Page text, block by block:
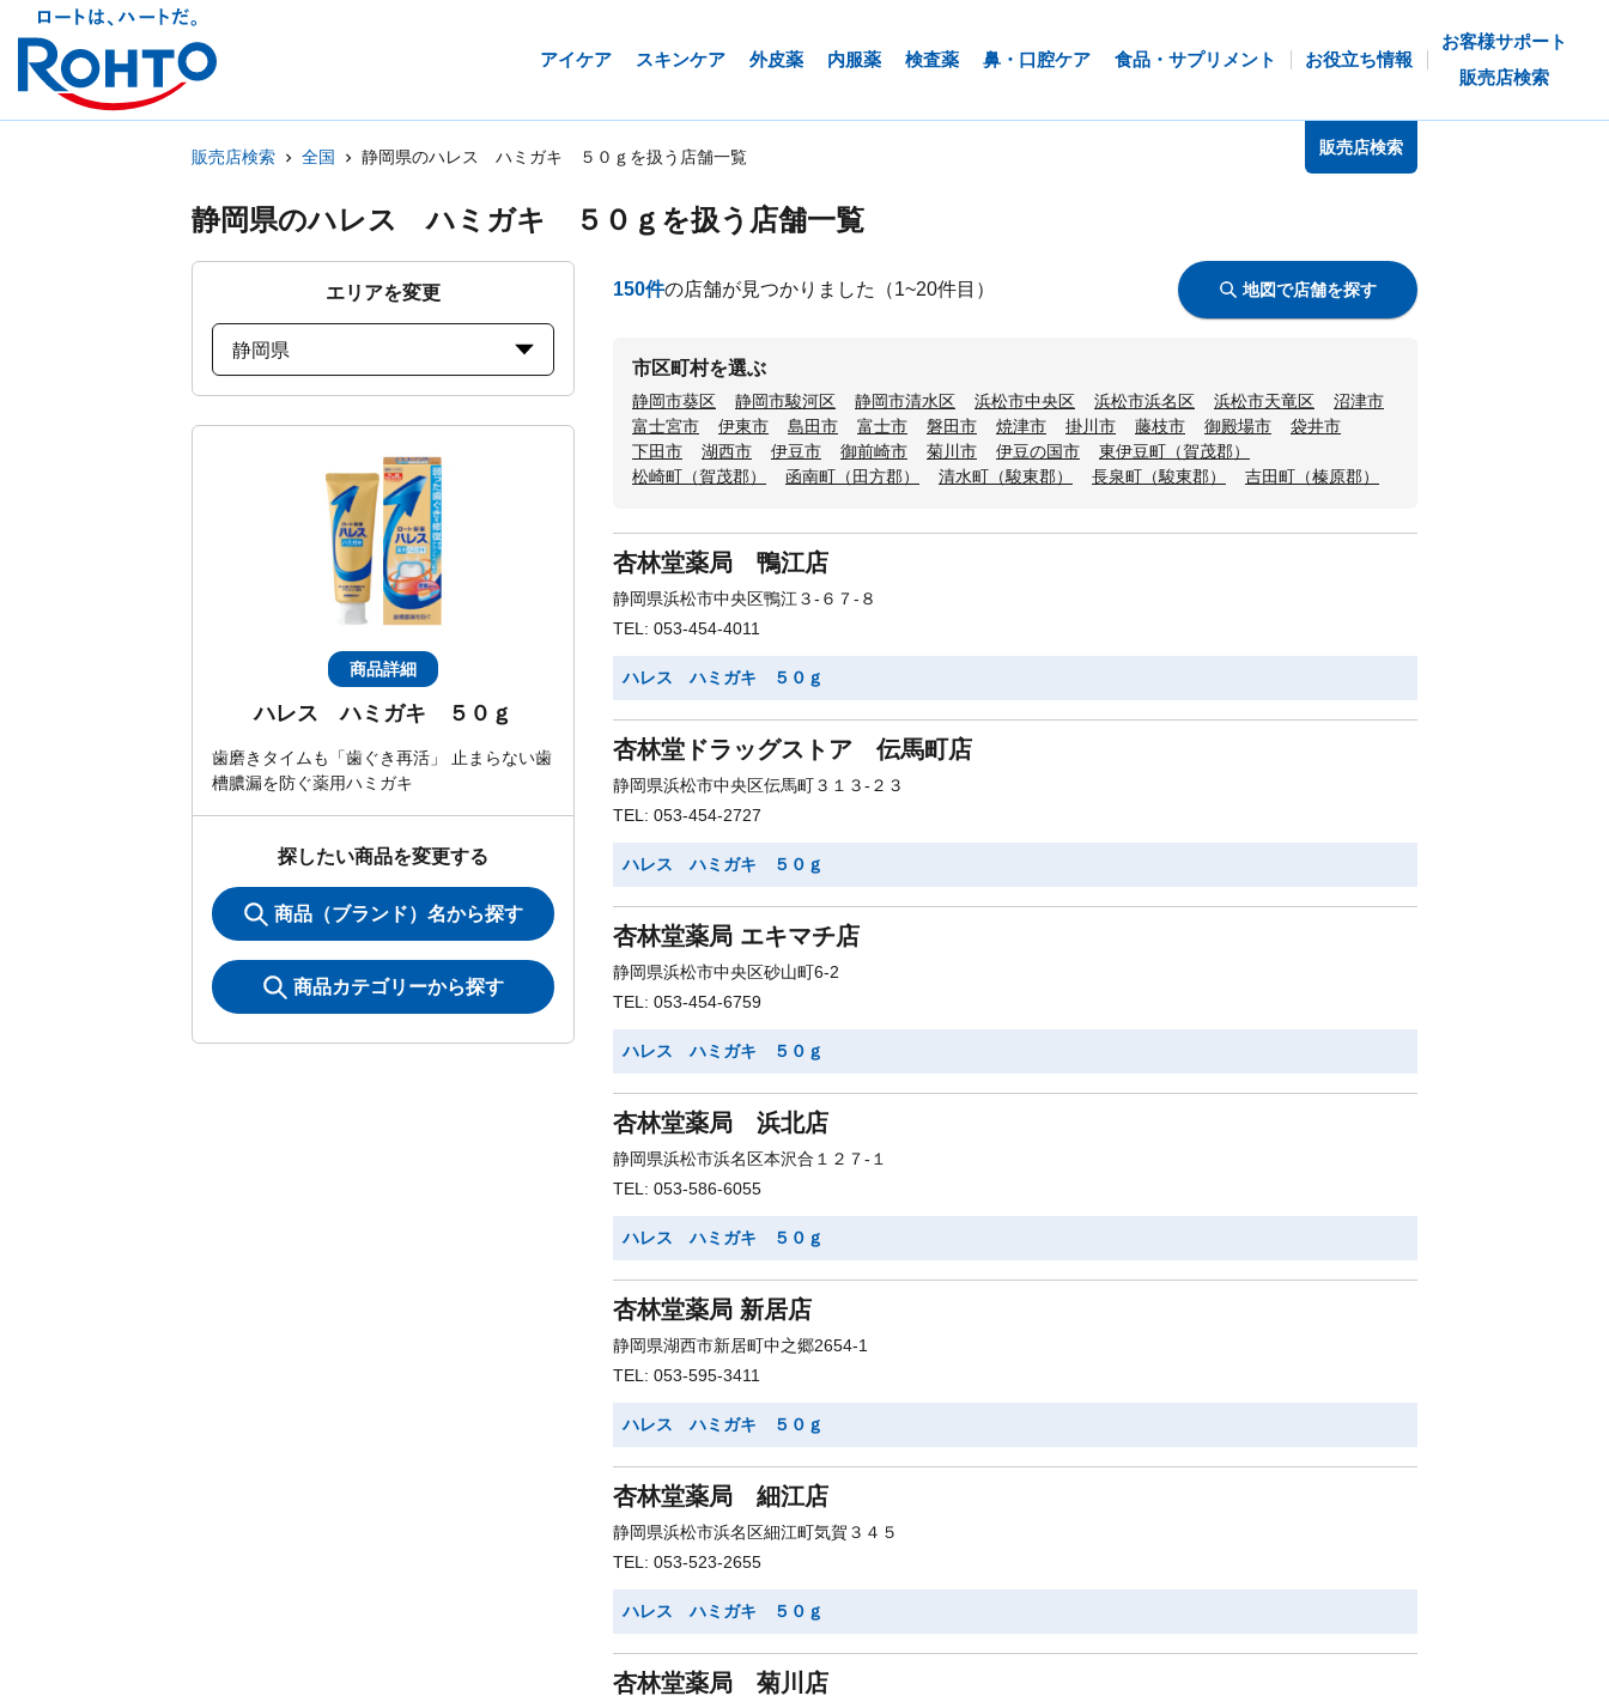
アイケア スキンケア 外皮薬 内服薬 検査薬 鼻・口腔ケア 食品・サプリメント お役立ち情報
お客様サポート
販売店検索
販売店検索 全国 静岡県のハレス ハミガキ ５０ｇを扱う店舗一覧 販売店検索
静岡県のハレス ハミガキ ５０ｇを扱う店舗一覧
エリアを変更
静岡県
商品詳細
ハレス ハミガキ ５０ｇ
歯磨きタイムも「歯ぐき再活」 止まらない歯
槽膿漏を防ぐ薬用ハミガキ
探したい商品を変更する
商品（ブランド）名から探す
商品カテゴリーから探す
150件の店舗が見つかりました （1~20件目） 地図で店舗を探す
市区町村を選ぶ
静岡市葵区 静岡市駿河区 静岡市清水区 浜松市中央区 浜松市浜名区 浜松市天竜区
沼津市
富士宮市
伊東市 島田市 富士市 磐田市 焼津市 掛川市 藤枝市 御殿場市
袋井市
下田市
湖西市 伊豆市 御前崎市 菊川市 伊豆の国市
東伊豆町（賀茂郡）
松崎町（賀茂郡）
函南町（田方郡） 清水町（駿東郡） 長泉町（駿東郡） 吉田町（榛原郡）
杏林堂薬局 鴨江店
静岡県浜松市中央区鴨江３-６７-８
TEL: 053-454-4011
ハレス ハミガキ ５０ｇ
杏林堂ドラッグストア 伝馬町店
静岡県浜松市中央区伝馬町３１３-２３
TEL: 053-454-2727
ハレス ハミガキ ５０ｇ
杏林堂薬局 エキマチ店
静岡県浜松市中央区砂山町6-2
TEL: 053-454-6759
ハレス ハミガキ ５０ｇ
杏林堂薬局 浜北店
静岡県浜松市浜名区本沢合１２７-１
TEL: 053-586-6055
ハレス ハミガキ ５０ｇ
杏林堂薬局 新居店
静岡県湖西市新居町中之郷2654-1
TEL: 053-595-3411
ハレス ハミガキ ５０ｇ
杏林堂薬局 細江店
静岡県浜松市浜名区細江町気賀３４５
TEL: 053-523-2655
ハレス ハミガキ ５０ｇ
杏林堂薬局 菊川店